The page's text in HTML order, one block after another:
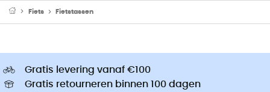
Fiets Fietstassen
Gratis levering vanaf €100
Gratis retourneren binnen 100 dagen